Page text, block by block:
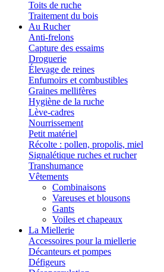
Toits de ruche
Traitement du bois
Au Rucher
Anti-frelons
Capture des essaims
Droguerie
Élevage de reines
Enfumoirs et combustibles
Graines mellifères
Hygiène de la ruche
Lève-cadres
Nourrissement
Petit matériel
Récolte : pollen, propolis, miel
Signalétique ruches et rucher
Transhumance
Vêtements
Combinaisons
Vareuses et blousons
Gants
Voiles et chapeaux
La Miellerie
Accessoires pour la miellerie
Décanteurs et pompes
Défigeurs